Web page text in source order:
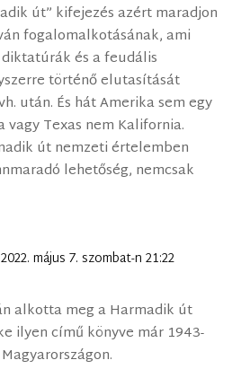
út” kifejezés azért maradjon
fogalomalkotásának, ami
és a feudális
történő elutasítását
után. És hát Amerika sem egy
vagy Texas nem Kalifornia.
út nemzeti értelemben
lehetőség, nemcsak
2022. május 7. szombat-n 21:22
alkotta meg a Harmadik út
ilyen című könyve már 1943-